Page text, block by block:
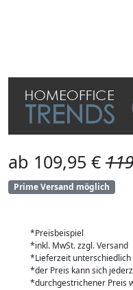
ab 109,95 €
Prime Versand möglich
*Preisbeispiel
*inkl. MwSt. zzgl. Versand
*Lieferzeit unterschiedlich
*der Preis kann sich
*durchgestrichener Preis